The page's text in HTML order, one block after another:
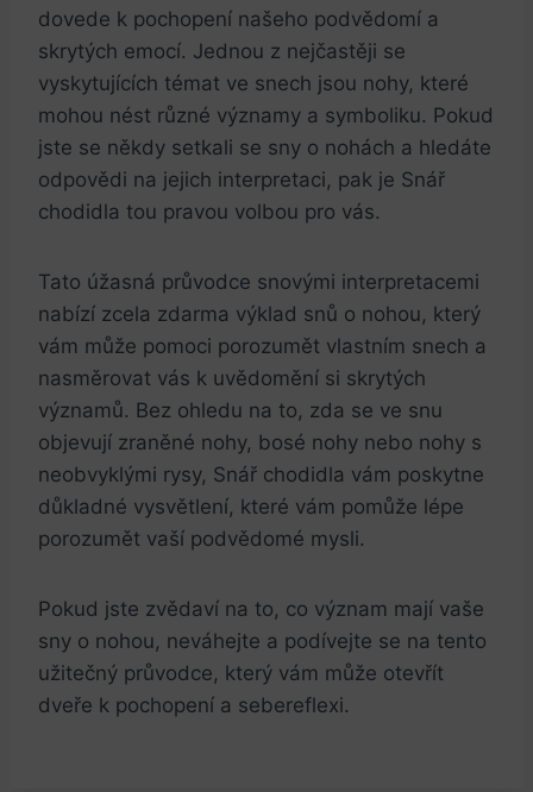
dovede k pochopení našeho podvědomí a
skrytých emocí. Jednou z nejčastěji se
vyskytujících témat ve snech jsou nohy, které
mohou nést různé významy a symboliku. Pokud
jste se někdy setkali se sny o nohách a hledáte
odpovědi na jejich interpretaci, pak je Snář
chodidla tou pravou volbou pro vás.
Tato úžasná průvodce snovými interpretacemi
nabízí zcela zdarma výklad snů o nohou, který
vám může pomoci porozumět vlastním snech a
nasměrovat vás k uvědomění si skrytých
významů. Bez ohledu na to, zda se ve snu
objevují zraněné nohy, bosé nohy nebo nohy s
neobvyklými rysy, Snář chodidla vám poskytne
důkladné vysvětlení, které vám pomůže lépe
porozumět vaší podvědomé mysli.
Pokud jste zvědaví na to, co význam mají vaše
sny o nohou, neváhejte a podívejte se na tento
užitečný průvodce, který vám může otevřít
dveře k pochopení a sebereflexi.